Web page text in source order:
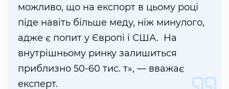
можливо, що на експорт в цьому році
піде навіть більше меду, ніж минулого,
адже є попит у Європі і США. На
внутрішньому ринку залишиться
приблизно 50-60 тис. т», — вважає
експерт.